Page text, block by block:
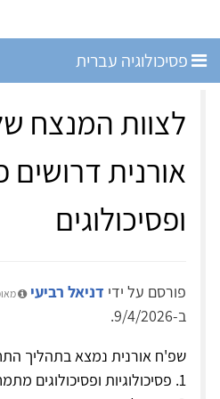
פסיכולוגיה עברית
לצוות המנצח
אורנית דרושים
ופסיכולוגים
פורסם על ידי דניאל רביעי
ב-9/4/2026.
שפ'ח אורנית נמצא בתהליך
1. פסיכולוגיות ופסיכולוגים מתמחים / מומחים / מדריכים.